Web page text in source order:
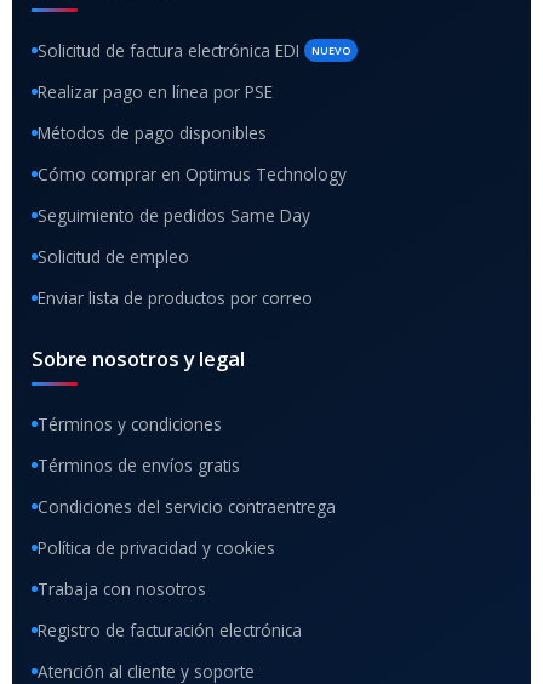
Solicitud de factura electrónica EDI NUEVO
Realizar pago en línea por PSE
Métodos de pago disponibles
Cómo comprar en Optimus Technology
Seguimiento de pedidos Same Day
Solicitud de empleo
Enviar lista de productos por correo
Sobre nosotros y legal
Términos y condiciones
Términos de envíos gratis
Condiciones del servicio contraentrega
Política de privacidad y cookies
Trabaja con nosotros
Registro de facturación electrónica
Atención al cliente y soporte